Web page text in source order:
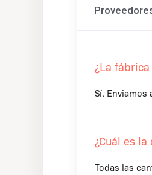
¿La fábrica
Sí. Enviamos
¿Cuál es
Todas las